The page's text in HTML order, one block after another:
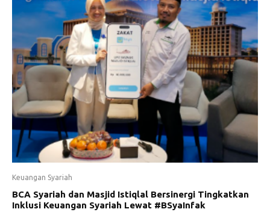
Keuangan Syariah
BCA Syariah dan Masjid Istiqlal Bersinergi Tingkatkan
Inklusi Keuangan Syariah Lewat #BSyaInfak